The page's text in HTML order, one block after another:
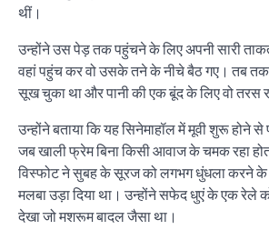
थीं।
उन्होंने उस पेड़ तक पहुंचने के लिए अपनी सारी
वहां पहुंच कर वो उसके तने के नीचे बैठ गए। तब तक
सूख चुका था और पानी की एक बूंद के लिए वो तरस
उन्होंने बताया कि यह सिनेमाहॉल में मूवी शुरू होने
जब खाली फ्रेम बिना किसी आवाज के चमक रहा
विस्फोट ने सुबह के सूरज को लगभग धुंधला करने के
मलबा उड़ा दिया था। उन्होंने सफेद धुएं के एक
देखा जो मशरूम बादल जैसा था।